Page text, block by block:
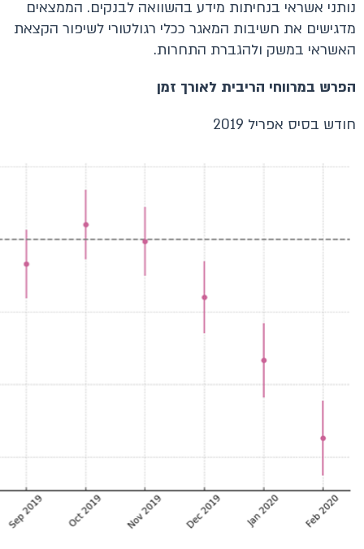
נותני אשראי בנחיתות מידע בהשוואה לבנקים. הממצאים
מדגישים את חשיבות המאגר ככלי רגולטורי לשיפור הקצאת
האשראי במשק ולהגברת התחרות.
הפרש במרווחי הריבית לאורך זמן
חודש בסיס אפריל 2019